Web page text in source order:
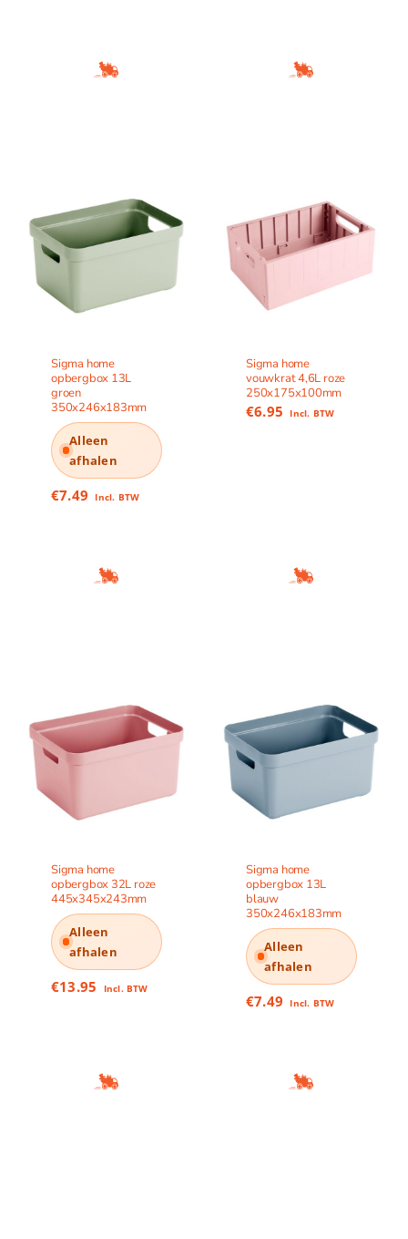
Sigma home
opbergbox 13L
groen
350x246x183mm
Alleen
afhalen
€7.49 Incl. BTW
Sigma home
vouwkrat 4,6L roze
250x175x100mm
€6.95 Incl. BTW
Sigma home
opbergbox 32L roze
445x345x243mm
Alleen
afhalen
€13.95 Incl. BTW
Sigma home
opbergbox 13L
blauw
350x246x183mm
Alleen
afhalen
€7.49 Incl. BTW